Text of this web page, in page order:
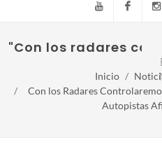
YouTube
"Con los radares
Inicio
Con los Radares
Autopistas